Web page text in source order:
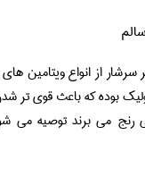
سرشار از انواع ویتامین
بوده که باعث قوی تر
رنج می برند توصیه می